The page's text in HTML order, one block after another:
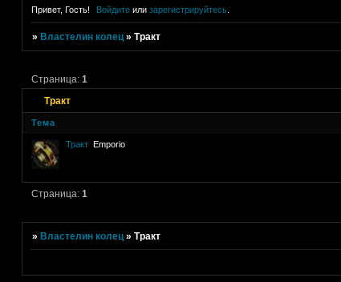
Привет, Гость! Войдите илизарегистрируйтесь
» Властелин колец » Тракт
Тракт
Страница: 1
Тема
Тракт
Emporio
Страница: 1
» Властелин колец » Тракт